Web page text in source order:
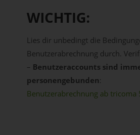
WICHTIG:
Lies dir unbedingt die
Benutzerabrechnung durch.
– Benutzeraccounts sind
personengebunden:
Benutzerabrechnung ab tricoma